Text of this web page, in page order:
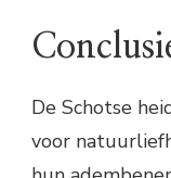
De Schotse
voor